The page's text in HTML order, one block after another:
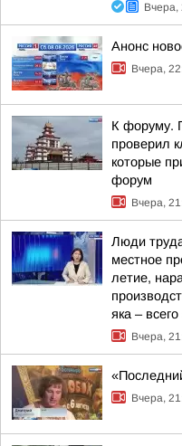
Вчера,
Анонс
Вчера,
К форуму.
проверил
которые
форум
Вчера,
Люди
местное
летие,
яка –
Вчера,
Вчера,